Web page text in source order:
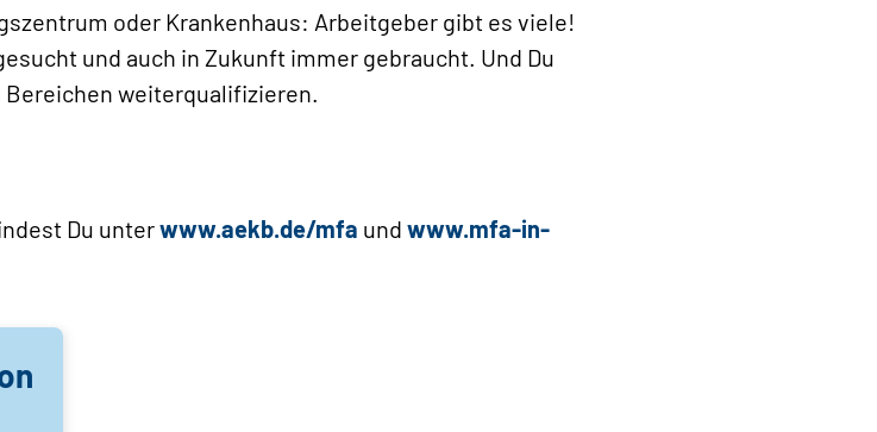
oder Krankenhaus: Arbeitgeber gibt es viele!
und auch in Zukunft immer gebraucht. Und Du
weiterqualifizieren.
Du unterwww.aekb.de/mfa und www.mfa-in-